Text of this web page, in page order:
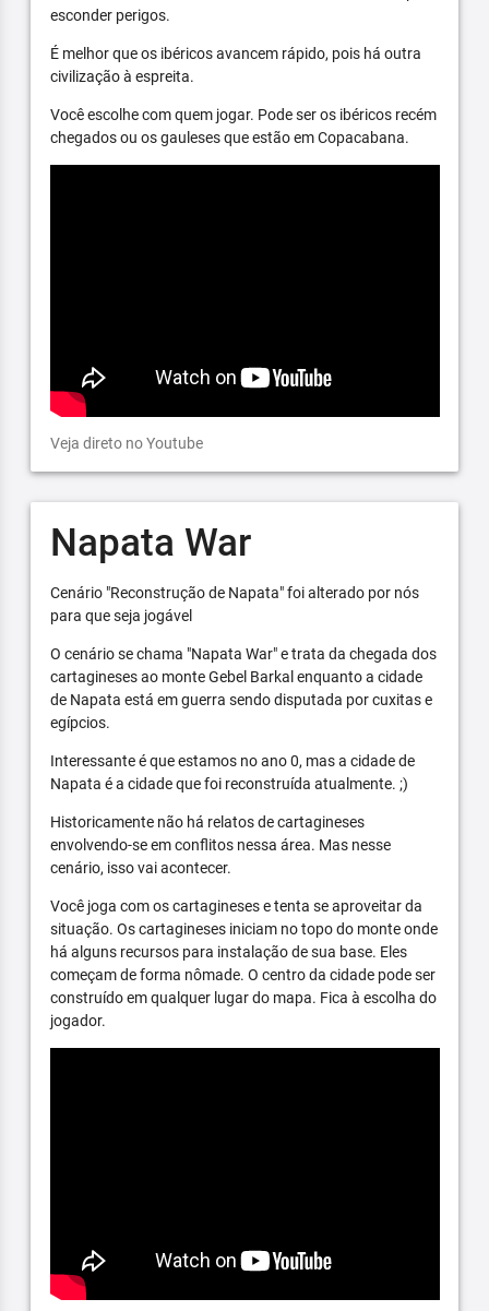
esconder perigos.
É melhor que os ibéricos avancem rápido, pois há outra
civilização à espreita.
Você escolhe com quem jogar. Pode ser os ibéricos recém
chegados ou os gauleses que estão em Copacabana.
Veja direto no Youtube
Napata War
Cenário "Reconstrução de Napata" foi alterado por nós
para que seja jogável
O cenário se chama "Napata War" e trata da chegada dos
cartagineses ao monte Gebel Barkal enquanto a cidade
de Napata está em guerra sendo disputada por cuxitas e
egípcios.
Interessante é que estamos no ano 0, mas a cidade de
Napata é a cidade que foi reconstruída atualmente. ;)
Historicamente não há relatos de cartagineses
envolvendo-se em conflitos nessa área. Mas nesse
cenário, isso vai acontecer.
Você joga com os cartagineses e tenta se aproveitar da
situação. Os cartagineses iniciam no topo do monte onde
há alguns recursos para instalação de sua base. Eles
começam de forma nômade. O centro da cidade pode ser
construído em qualquer lugar do mapa. Fica à escolha do
jogador.